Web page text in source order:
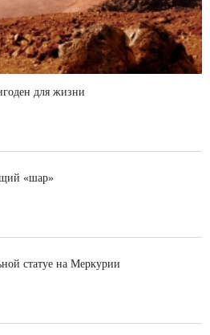
для жизни
«шар»
статуе на Меркурии